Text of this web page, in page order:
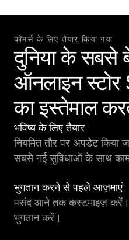
कॉमर्स के लिए तैयार किया गया
दुनिया के सबसे
ऑनलाइन
का इस्तेमाल
भविष्य के लिए तैयार
नियमित तौर पर अपडेट
सबसे नई सुविधाओं के साथ
भुगतान करने से पहले आज़माएं
पसंद आने तक कस्टमाइज़ करें।
भुगतान करें।